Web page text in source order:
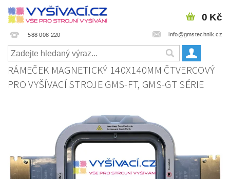
588 008 220 info@gmstechnik.cz
0 Kč
RÁMEČEK MAGNETICKÝ 140X140MM ČTVERCOVÝ
PRO VYŠÍVACÍ STROJE GMS-FT, GMS-GT SÉRIE